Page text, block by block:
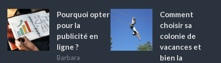
Pourquoi opter
pour la
publicité en
ligne ?
Barbara
Comment
choisir sa
colonie de
vacances et
bien la